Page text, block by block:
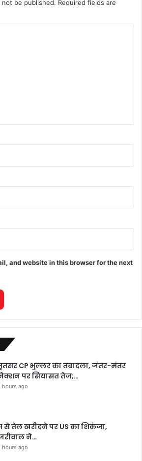
not be published. Required fields are
and website in this browser for the next
CP भुल्लर का तबादला, जंतर-मंतर
पर सियासत तेज;…
hours ago
से तेल खरीदने पर US का शिकंजा,
ने…
hours ago